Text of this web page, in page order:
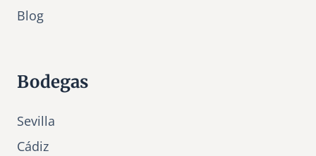
Blog
Bodegas
Sevilla
Cádiz